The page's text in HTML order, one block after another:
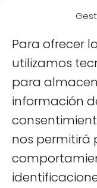
Para ofrecer
utilizamos
para
información
nos permitirá
Tu puntuación:
Viajar a Vietnam